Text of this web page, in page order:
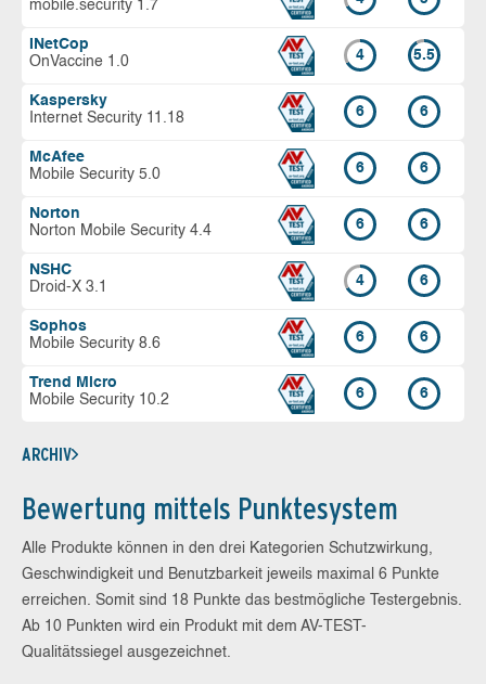
mobile.security 1.7
INetCop
OnVaccine 1.0
4 5.5
Kaspersky
Internet Security 11.18
6 6
McAfee
Mobile Security 5.0
6 6
Norton
Norton Mobile Security 4.4
6 6
NSHC
Droid-X 3.1
4 6
Sophos
Mobile Security 8.6
6 6
Trend Micro
Mobile Security 10.2
6 6
ARCHIV
Bewertung mittels Punktesystem
Alle Produkte können in den drei Kategorien Schutzwirkung,
Geschwindigkeit und Benutzbarkeit jeweils maximal 6 Punkte
erreichen. Somit sind 18 Punkte das bestmögliche Testergebnis.
Ab 10 Punkten wird ein Produkt mit dem AV-TEST-
Qualitätssiegel ausgezeichnet.